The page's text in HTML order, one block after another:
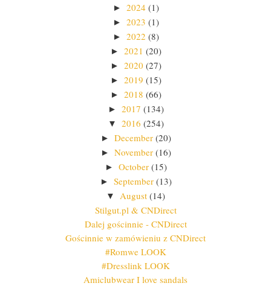
► 2024 (1)
► 2023 (1)
► 2022 (8)
► 2021 (20)
► 2020 (27)
► 2019 (15)
► 2018 (66)
► 2017 (134)
▼ 2016 (254)
► December (20)
► November (16)
► October (15)
► September (13)
▼ August (14)
Stilgut.pl & CNDirect
Dalej gościnnie - CNDirect
Gościnnie w zamówieniu z CNDirect
#Romwe LOOK
#Dresslink LOOK
Amiclubwear I love sandals